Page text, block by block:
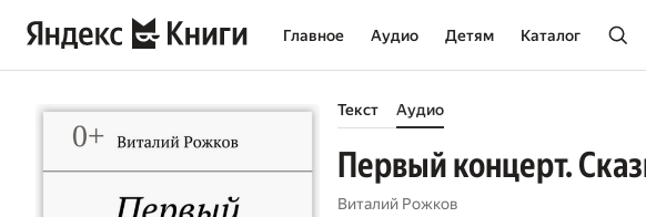
Главное Аудио Детям Каталог
Текст Аудио
Первый концерт.
Виталий Рожков